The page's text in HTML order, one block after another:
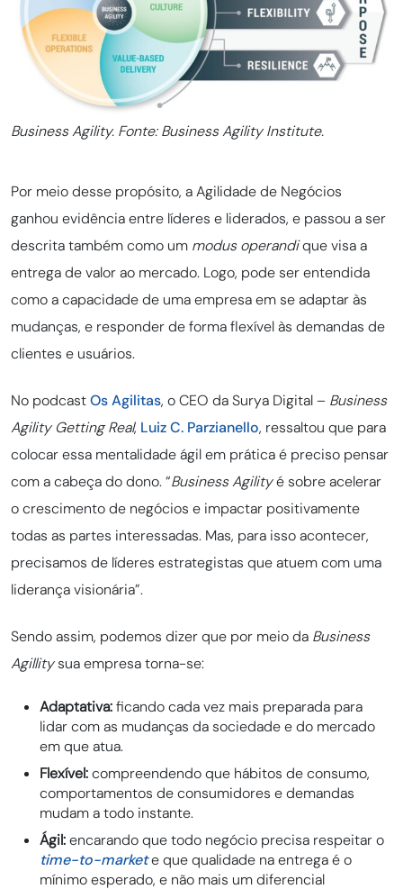
Business Agility. Fonte: Business Agility Institute.
Por meio desse propósito, a Agilidade de Negócios
ganhou evidência entre líderes e liderados, e passou a ser
descrita também como um modus operandique visa a
entrega de valor ao mercado. Logo, pode ser entendida
como a capacidade de uma empresa em se adaptar às
mudanças, e responder de forma flexível às demandas de
clientes e usuários.
No podcastOs Agilitas, o CEO da Surya Digital – Business
Agility Getting Real, Luiz C. Parzianello, ressaltou que para
colocar essa mentalidade ágil em prática é preciso pensar
com a cabeça do dono. “Business Agilityé sobre acelerar
o crescimento de negócios e impactar positivamente
todas as partes interessadas. Mas, para isso acontecer,
precisamos de líderes estrategistas que atuem com uma
liderança visionária”.
Sendo assim, podemos dizer que por meio da Business
Agillitysua empresa torna-se:
Adaptativa:ficando cada vez mais preparada para
lidar com as mudanças da sociedade e do mercado
em que atua.
Flexível:compreendendo que hábitos de consumo,
comportamentos de consumidores e demandas
mudam a todo instante.
Ágil:encarando que todo negócio precisa respeitar o
time-to-markete que qualidade na entrega é o
mínimo esperado, e não mais um diferencial